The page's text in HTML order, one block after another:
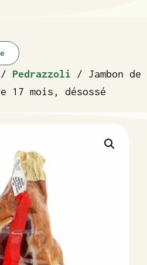
/ Pedrazzoli / Jambon de
17 mois, désossé